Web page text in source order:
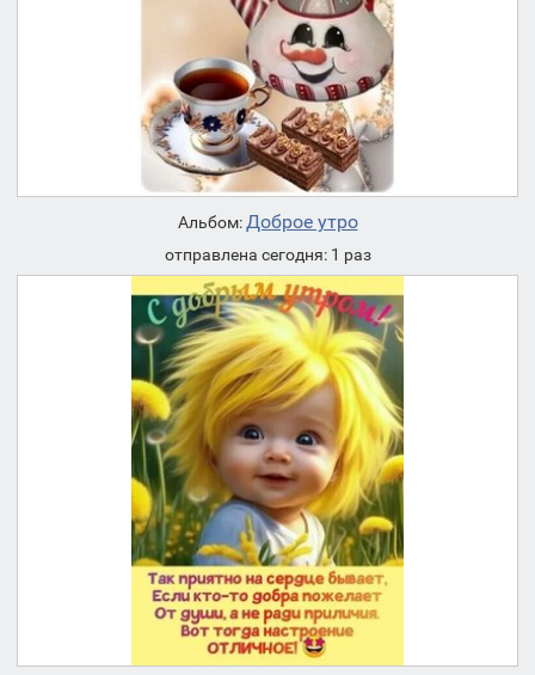
Альбом:Доброе утро
отправлена сегодня: 1 раз